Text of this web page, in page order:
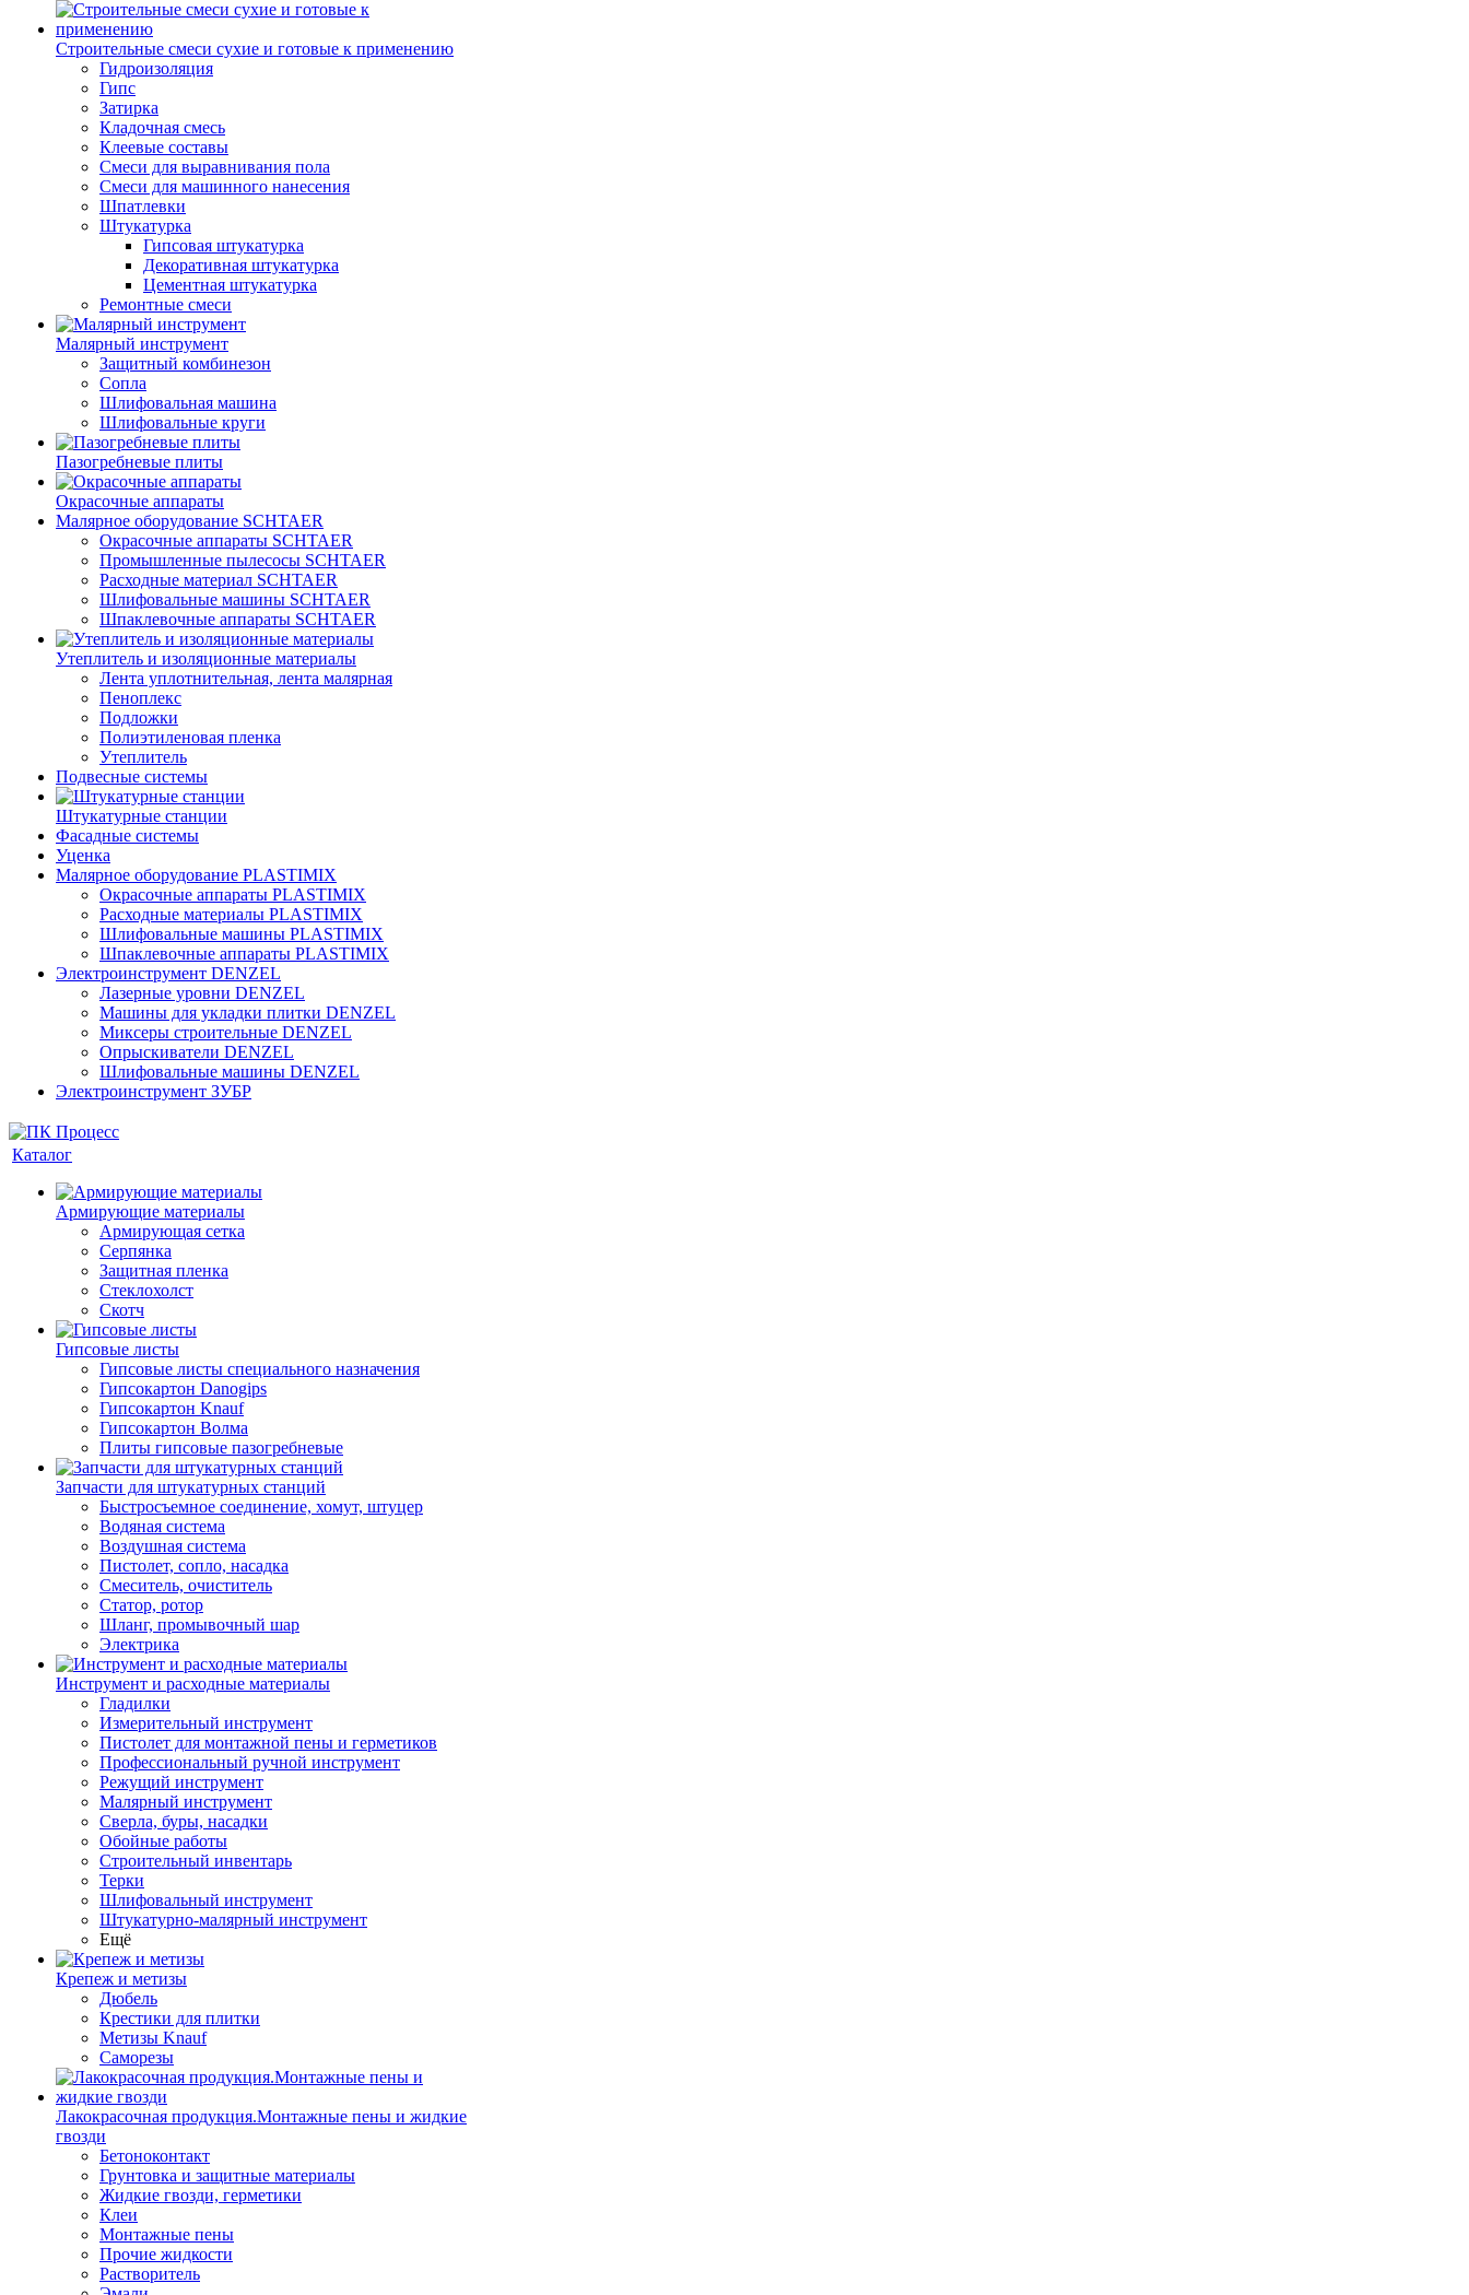
Строительные смеси сухие и готовые к применению
Гидроизоляция
Гипс
Затирка
Кладочная смесь
Клеевые составы
Смеси для выравнивания пола
Смеси для машинного нанесения
Шпатлевки
Штукатурка
Гипсовая штукатурка
Декоративная штукатурка
Цементная штукатурка
Ремонтные смеси
Малярный инструмент
Защитный комбинезон
Сопла
Шлифовальная машина
Шлифовальные круги
Пазогребневые плиты
Окрасочные аппараты
Малярное оборудование SCHTAER
Окрасочные аппараты SCHTAER
Промышленные пылесосы SCHTAER
Расходные материал SCHTAER
Шлифовальные машины SCHTAER
Шпаклевочные аппараты SCHTAER
Утеплитель и изоляционные материалы
Лента уплотнительная, лента малярная
Пеноплекс
Подложки
Полиэтиленовая пленка
Утеплитель
Подвесные системы
Штукатурные станции
Фасадные системы
Уценка
Малярное оборудование PLASTIMIX
Окрасочные аппараты PLASTIMIX
Расходные материалы PLASTIMIX
Шлифовальные машины PLASTIMIX
Шпаклевочные аппараты PLASTIMIX
Электроинструмент DENZEL
Лазерные уровни DENZEL
Машины для укладки плитки DENZEL
Миксеры строительные DENZEL
Опрыскиватели DENZEL
Шлифовальные машины DENZEL
Электроинструмент ЗУБР
Каталог
Армирующие материалы
Армирующая сетка
Серпянка
Защитная пленка
Стеклохолст
Скотч
Гипсовые листы
Гипсовые листы специального назначения
Гипсокартон Danogips
Гипсокартон Knauf
Гипсокартон Волма
Плиты гипсовые пазогребневые
Запчасти для штукатурных станций
Быстросъемное соединение, хомут, штуцер
Водяная система
Воздушная система
Пистолет, сопло, насадка
Смеситель, очиститель
Статор, ротор
Шланг, промывочный шар
Электрика
Инструмент и расходные материалы
Гладилки
Измерительный инструмент
Пистолет для монтажной пены и герметиков
Профессиональный ручной инструмент
Режущий инструмент
Малярный инструмент
Сверла, буры, насадки
Обойные работы
Строительный инвентарь
Терки
Шлифовальный инструмент
Штукатурно-малярный инструмент
Ещё
Крепеж и метизы
Дюбель
Крестики для плитки
Метизы Knauf
Саморезы
Лакокрасочная продукция.Монтажные пены и жидкие
гвозди
Бетоноконтакт
Грунтовка и защитные материалы
Жидкие гвозди, герметики
Клеи
Монтажные пены
Прочие жидкости
Растворитель